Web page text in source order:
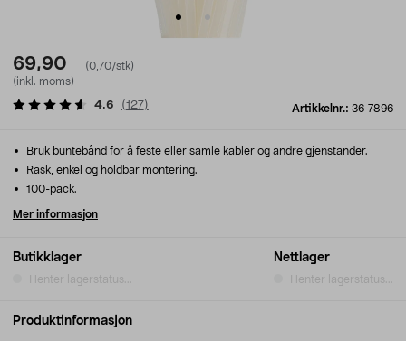
69,90
(0,70/stk)
(inkl. moms)
Artikkelnr.: 36-7896
4.6 (127)
Butikklager
Henter lagerstatus...
Nettlager
Henter lagerstatus...
Bruk buntebånd for å feste eller samle kabler og andre gjenstander.
Rask, enkel og holdbar montering.
100-pack.
Mer informasjon
Produktinformasjon